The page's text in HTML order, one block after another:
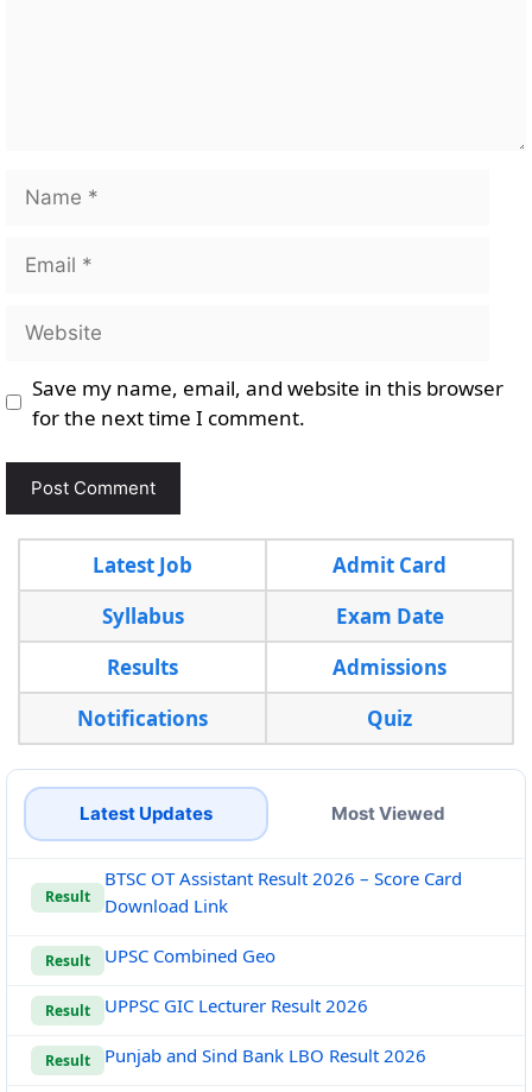
Name
Email
Website
Save my name, email, and website in this browser
for the next time I comment.
Latest Job
Admit Card
Syllabus
Exam Date
Results
Admissions
Notifications
Quiz
Latest Updates Most Viewed
Result
BTSC OT Assistant Result 2026 – Score Card
Download Link
Result UPSC Combined Geo
Result UPPSC GIC Lecturer Result 2026
Result Punjab and Sind Bank LBO Result 2026